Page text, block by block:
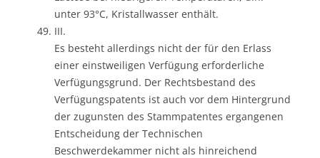
unter 93°C, Kristallwasser enthält.
III.
Es besteht allerdings nicht der für den Erlass
einer einstweiligen Verfügung erforderliche
Verfügungsgrund. Der Rechtsbestand des
Verfügungspatents ist auch vor dem Hintergrund
der zugunsten des Stammpatentes ergangenen
Entscheidung der Technischen
Beschwerdekammer nicht als hinreichend